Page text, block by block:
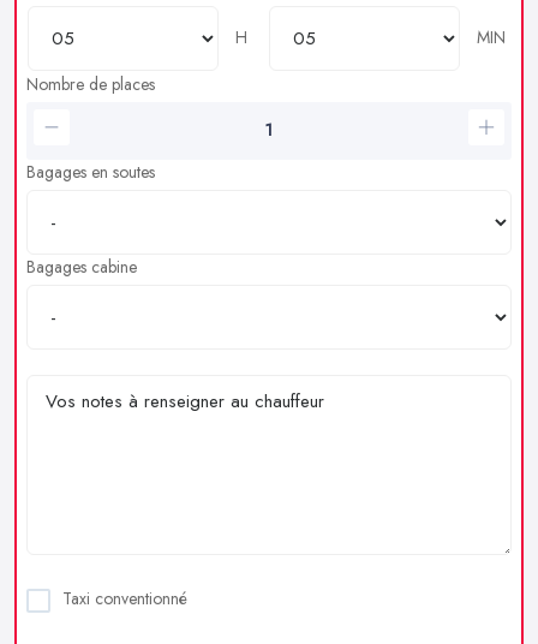
H
MIN
Nombre de places
Bagages en soutes
Bagages cabine
Taxi conventionné